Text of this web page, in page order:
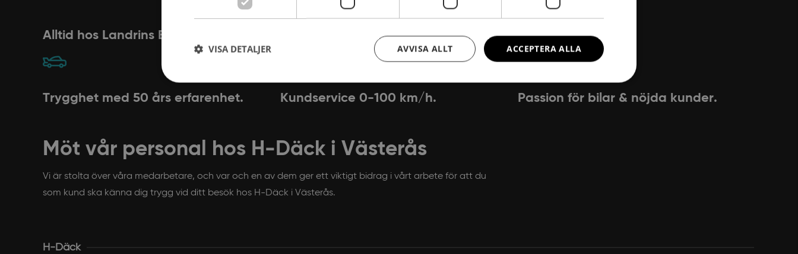
Alltid hos Landrins Bil
Trygghet med 50 års erfarenhet. Kundservice 0-100 km/h. Passion för bilar & nöjda kunder.
Möt vår personal hos H-Däck i Västerås
Vi är stolta över våra medarbetare, och var och en av dem ger ett viktigt bidrag i vårt arbete för att du
som kund ska känna dig trygg vid ditt besök hos H-Däck i Västerås.
H-Däck
ACCEPTERA ALLA
AVVISA ALLT
VISA DETALJER